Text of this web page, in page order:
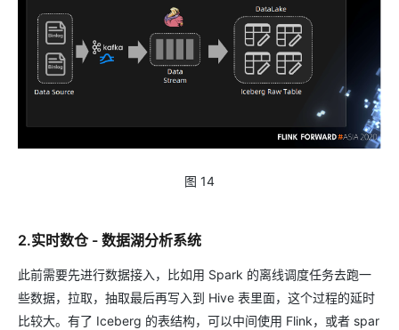
图 14
2.实时数仓 - 数据湖分析系统
此前需要先进行数据接入，比如用 Spark 的离线调度任务去跑一
些数据，拉取，抽取最后再写入到 Hive 表里面，这个过程的延时
比较大。有了 Iceberg 的表结构，可以中间使用 Flink，或者 spar